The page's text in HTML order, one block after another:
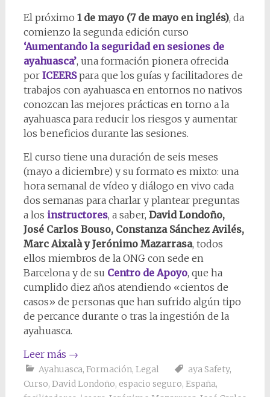
El próximo 1 de mayo (7 de mayo en inglés), da
comienzo la segunda edición curso
‘Aumentando la seguridad en sesiones de
ayahuasca’, una formación pionera ofrecida
por ICEERSpara que los guías y facilitadores de
trabajos con ayahuasca en entornos no nativos
conozcan las mejores prácticas en torno a la
ayahuasca para reducir los riesgos y aumentar
los beneficios durante las sesiones.
El curso tiene una duración de seis meses
(mayo a diciembre) y su formato es mixto: una
hora semanal de vídeo y diálogo en vivo cada
dos semanas para charlar y plantear preguntas
a los instructores, a saber, David Londoño,
José Carlos Bouso, Constanza Sánchez Avilés,
Marc Aixalà y Jerónimo Mazarrasa, todos
ellos miembros de la ONG con sede en
Barcelona y de su Centro de Apoyo, que ha
cumplido diez años atendiendo «cientos de
casos» de personas que han sufrido algún tipo
de percance durante o tras la ingestión de la
ayahuasca.
Leer más →
Ayahuasca, Formación, Legal aya Safety,
Curso, David Londoño, espacio seguro, España,